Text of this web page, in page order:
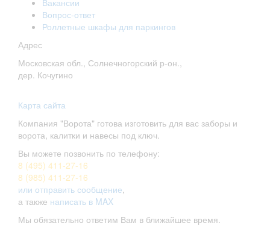
Вакансии
Вопрос-ответ
Роллетные шкафы для паркингов
Адрес
Московская обл., Солнечногорский р-он.,
дер. Кочугино
Карта сайта
Компания "Ворота" готова изготовить для вас заборы и
ворота, калитки и навесы под ключ.
Вы можете позвонить по телефону:
8 (495) 411-27-16
8 (985) 411-27-16
или отправить сообщение,
а также написать в MAX
Мы обязательно ответим Вам в ближайшее время.